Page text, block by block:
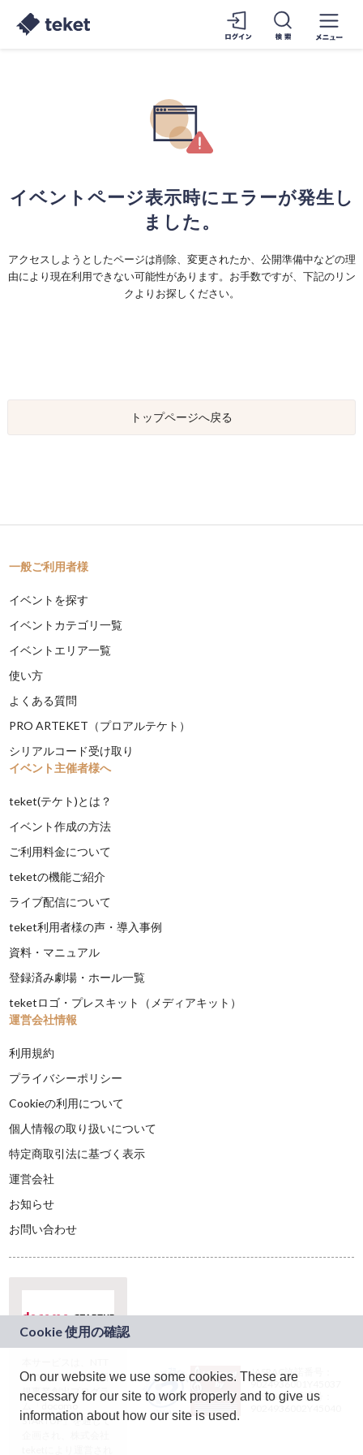
イベントページ表示時にエラーが発生し
ました。
アクセスしようとしたページは削除、変更されたか、公開準備中などの理
由により現在利用できない可能性があります。お手数ですが、下記のリン
クよりお探しください。
トップページへ戻る
一般ご利用者様
イベントを探す
イベントカテゴリ一覧
イベントエリア一覧
使い方
よくある質問
PRO ARTEKET（プロアルテケト）
シリアルコード受け取り
イベント主催者様へ
teket(テケト)とは？
イベント作成の方法
ご利用料金について
teketの機能ご紹介
ライブ配信について
teket利用者様の声・導入事例
資料・マニュアル
登録済み劇場・ホール一覧
teketロゴ・プレスキット（メディアキット）
運営会社情報
利用規約
プライバシーポリシー
Cookieの利用について
個人情報の取り扱いについて
特定商取引法に基づく表示
運営会社
お知らせ
お問い合わせ
ドコモグループの新
規事業創出プログラ
ム「docomo
STARTUP」を通じて
JASRAC許諾番号：
9024936001Y45037
JASRAC許諾番号：
On our website we use some cookies. These are
necessary for our site to work properly and to give us
information about how our site is used.